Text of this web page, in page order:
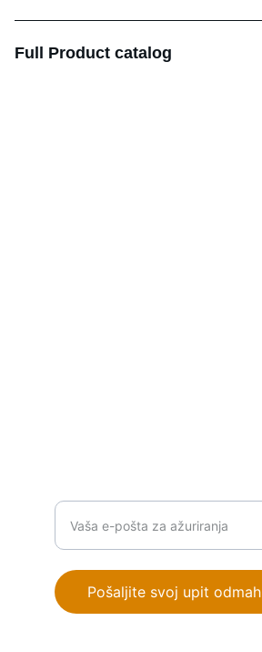
Full Product catalog
Pošaljite svoj upit odmah